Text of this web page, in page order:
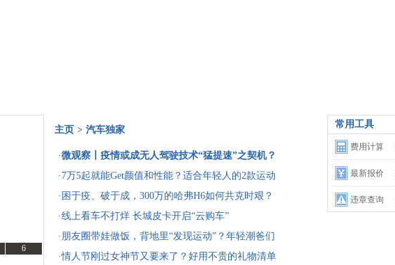
6
主页 > 汽车独家
·微观察丨疫情或成无人驾驶技术“猛提速”之契机？
·7万5起就能Get颜值和性能？适合年轻人的2款运动
型轿车推荐
·困于疫、破于成，300万的哈弗H6如何共克时艰？
·线上看车不打烊 长城皮卡开启“云购车”
·朋友圈带娃做饭，背地里“发现运动”？年轻潮爸们
究竟爱啥车
·情人节刚过女神节又要来了？好用不贵的礼物清单
常用工具
费用计算
最新报价
违章查询